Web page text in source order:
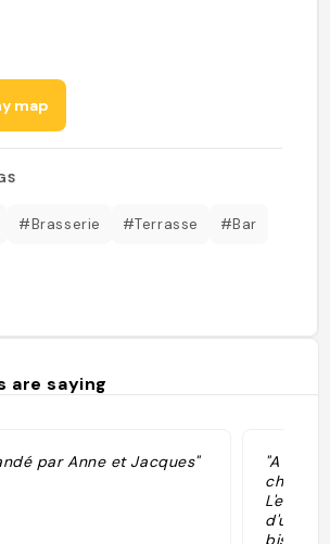
map
#Brasserie #Terrasse #Bar
are saying
par Anne et Jacques"
"A
changé
d'un
bistrot